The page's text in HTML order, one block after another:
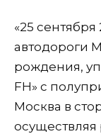
«25 сентября
автодороги
рождения,
FH» с
Москва в
осуществляя